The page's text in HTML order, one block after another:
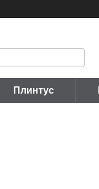
Плинтус